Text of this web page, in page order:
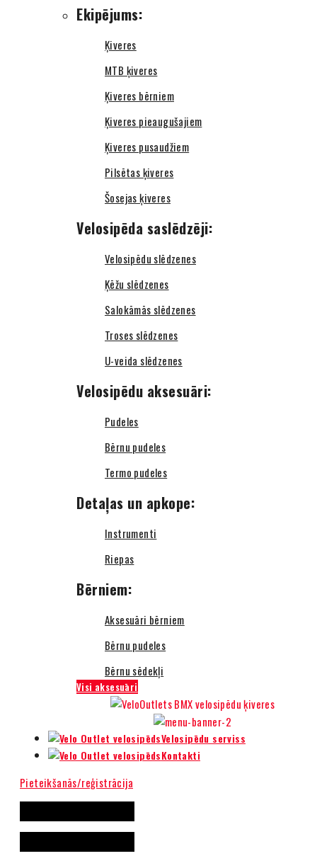
Ekipējums:
Ķiveres
MTB ķiveres
Ķiveres bērniem
Ķiveres pieaugušajiem
Ķiveres pusaudžiem
Pilsētas ķiveres
Šosejas ķiveres
Velosipēda saslēdzēji:
Velosipēdu slēdzenes
Ķēžu slēdzenes
Salokāmās slēdzenes
Troses slēdzenes
U-veida slēdzenes
Velosipēdu aksesuāri:
Pudeles
Bērnu pudeles
Termo pudeles
Detaļas un apkope:
Instrumenti
Riepas
Bērniem:
Aksesuāri bērniem
Bērnu pudeles
Bērnu sēdekļi
Visi aksesuāri
Velosipēdu serviss
Kontakti
Pieteikšanās/reģistrācija